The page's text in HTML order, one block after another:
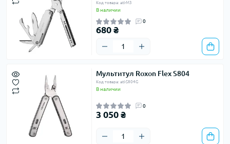
Код товара: atl-M3
В наличии
0
680 ₴
Мультитул Roxon Flex S804
Код товара: atl-S804G
В наличии
0
3 050 ₴